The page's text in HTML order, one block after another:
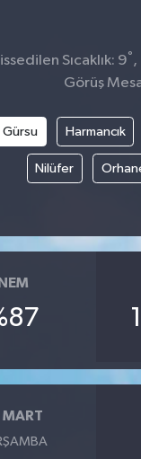
Sıcaklık: 9° ,
Görüş
Gürsu Harmancık
Nilüfer
NEM